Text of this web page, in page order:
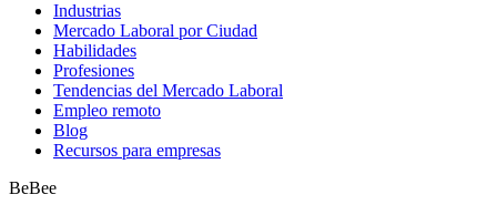
Industrias
Mercado Laboral por Ciudad
Habilidades
Profesiones
Tendencias del Mercado Laboral
Empleo remoto
Blog
Recursos para empresas
BeBee